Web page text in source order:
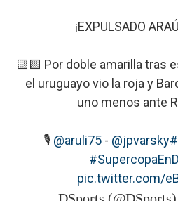
¡EXPULSADO
🟨🟨 Por doble amarilla tras
el uruguayo vio la roja y
uno menos ante
🎙️ @aruli75 - @jpvarsky
pic.twitter.com/